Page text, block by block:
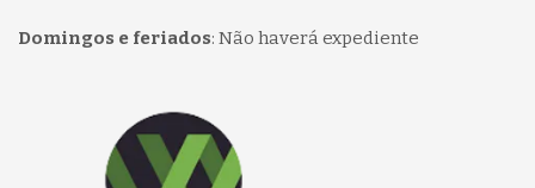
Domingos e feriados: Não haverá expediente
Página inicial